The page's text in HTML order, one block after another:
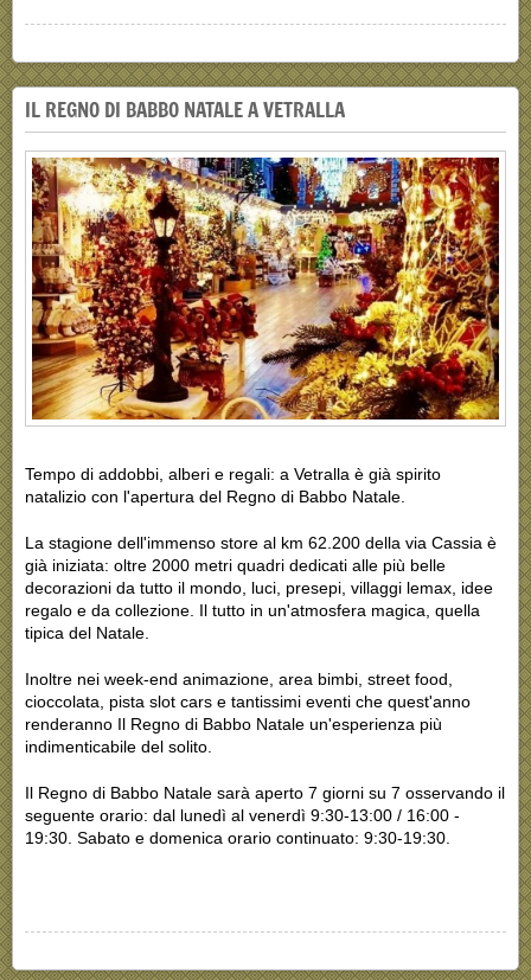
IL REGNO DI BABBO NATALE A VETRALLA
Tempo di addobbi, alberi e regali: a Vetralla è già spirito
natalizio con l'apertura del Regno di Babbo Natale.
La stagione dell'immenso store al km 62.200 della via Cassia è
già iniziata: oltre 2000 metri quadri dedicati alle più belle
decorazioni da tutto il mondo, luci, presepi, villaggi lemax, idee
regalo e da collezione. Il tutto in un'atmosfera magica, quella
tipica del Natale.
Inoltre nei week-end animazione, area bimbi, street food,
cioccolata, pista slot cars e tantissimi eventi che quest'anno
renderanno Il Regno di Babbo Natale un'esperienza più
indimenticabile del solito.
Il Regno di Babbo Natale sarà aperto 7 giorni su 7 osservando il
seguente orario: dal lunedì al venerdì 9:30-13:00 / 16:00 -
19:30. Sabato e domenica orario continuato: 9:30-19:30.